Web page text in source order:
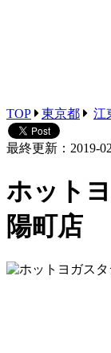
TOP 東京都 江
最終更新：2019-
ホット
陽町店